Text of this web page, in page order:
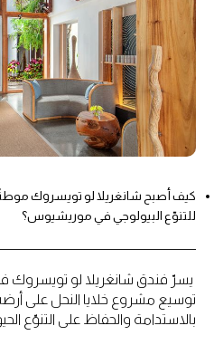
للتنوّع البيولوجي في موريشيوس؟
يسرّ فندق شانغريلا لو
توسيع مشروع خلايا النحل على
بالاستدامة والحفاظ على التنوّع